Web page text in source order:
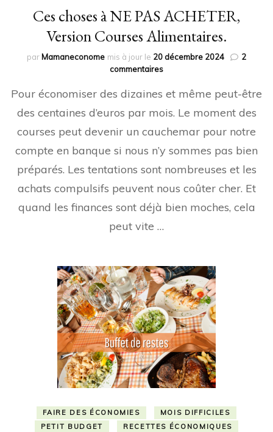
Ces choses à NE PAS ACHETER,
Version Courses Alimentaires.
par Mamaneconome mis à jour le 20 décembre 2024
2
commentairessur
choses
NE
PAS
Version
Courses
Pour économiser des dizaines et même peut-être
des centaines d’euros par mois. Le moment des
courses peut devenir un cauchemar pour notre
compte en banque si nous n’y sommes pas bien
préparés. Les tentations sont nombreuses et les
achats compulsifs peuvent nous coûter cher. Et
quand les finances sont déjà bien moches, cela
peut vite …
FAIRE DES ÉCONOMIES
MOIS DIFFICILES
PETIT BUDGET
RECETTES ÉCONOMIQUES